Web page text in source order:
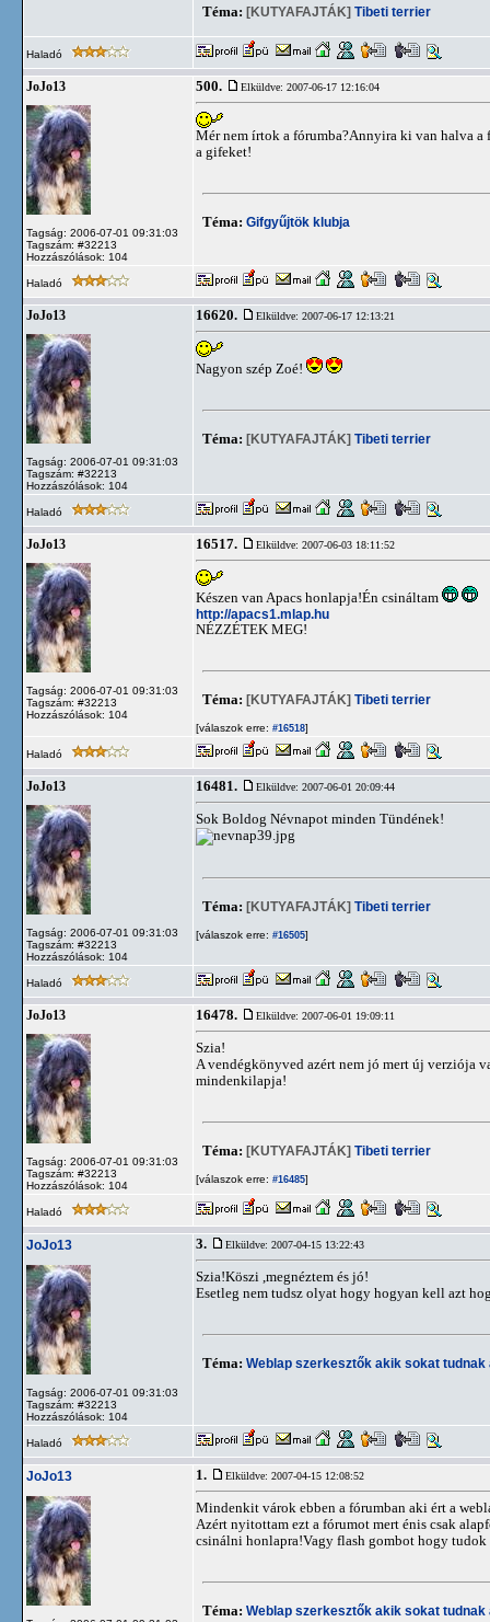
Téma: [KUTYAFAJTÁK] Tibeti terrier
Haladó
JoJo13
Tagság: 2006-07-01 09:31:03
Tagszám: #32213
Hozzászólások: 104
500. Elküldve: 2007-06-17 12:16:04
Mér nem írtok a fórumba?Annyira ki van halva
a gifeket!
Téma: Gifgyűjtök klubja
Haladó
JoJo13
Tagság: 2006-07-01 09:31:03
Tagszám: #32213
Hozzászólások: 104
16620. Elküldve: 2007-06-17 12:13:21
Nagyon szép Zoé!
Téma: [KUTYAFAJTÁK] Tibeti terrier
Haladó
JoJo13
Tagság: 2006-07-01 09:31:03
Tagszám: #32213
Hozzászólások: 104
16517. Elküldve: 2007-06-03 18:11:52
Készen van Apacs honlapja!Én csináltam
http://apacs1.mlap.hu
NÉZZÉTEK MEG!
Téma: [KUTYAFAJTÁK] Tibeti terrier
[válaszok erre: #16518]
Haladó
JoJo13
Tagság: 2006-07-01 09:31:03
Tagszám: #32213
Hozzászólások: 104
16481. Elküldve: 2007-06-01 20:09:44
Sok Boldog Névnapot minden Tündének!
Téma: [KUTYAFAJTÁK] Tibeti terrier
[válaszok erre: #16505]
Haladó
JoJo13
Tagság: 2006-07-01 09:31:03
Tagszám: #32213
Hozzászólások: 104
16478. Elküldve: 2007-06-01 19:09:11
Szia!
A vendégkönyved azért nem jó mert új verziója
mindenkilapja!
Téma: [KUTYAFAJTÁK] Tibeti terrier
[válaszok erre: #16485]
Haladó
JoJo13
Tagság: 2006-07-01 09:31:03
Tagszám: #32213
Hozzászólások: 104
3. Elküldve: 2007-04-15 13:22:43
Szia!Köszi ,megnéztem és jó!
Esetleg nem tudsz olyat hogy hogyan kell azt
Téma: Weblap szerkesztők akik sokat
Haladó
JoJo13 1. Elküldve: 2007-04-15 12:08:52
Mindenkit várok ebben a fórumban aki ért a
Azért nyitottam ezt a fórumot mert énis csak
csinálni honlapra!Vagy flash gombot hogy
Téma: Weblap szerkesztők akik sokat